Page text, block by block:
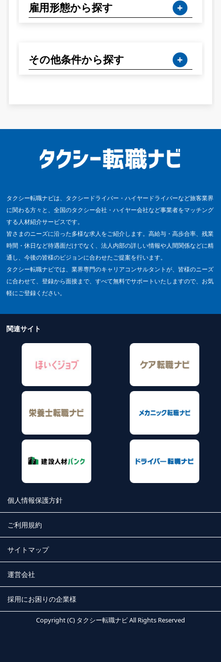
雇用形態から探す
その他条件から探す
タクシー転職ナビは、タクシードライバー・ハイヤードライバーなど旅客業界
に関わる方々と、全国のタクシー会社・ハイヤー会社など事業者をマッチング
する人材紹介サービスです。
皆さまのニーズに沿った多様な求人をご紹介します。高給与・高歩合率、残業
時間・休日など待遇面だけでなく、法人内部の詳しい情報や人間関係などに精
通し、今後の皆様のビジョンに合わせたご提案を行います。
タクシー転職ナビでは、業界専門のキャリアコンサルタントが、皆様のニーズ
に合わせて、登録から面接まで、すべて無料でサポートいたしますので、お気
軽にご登録ください。
関連サイト
個人情報保護方針
ご利用規約
サイトマップ
運営会社
採用にお困りの企業様
Copyright (C) タクシー転職ナビ All Rights Reserved